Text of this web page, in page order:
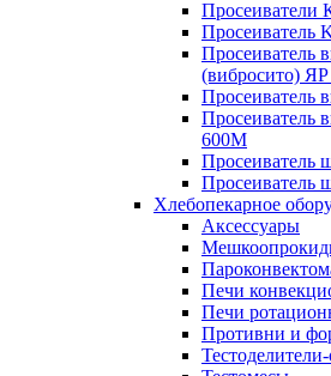
Просеиватели
Просеиватель
Просеиватель
(вибросито) ЯР
Просеиватель
600М
Просеиватель
Просеиватель
Хлебопекарное
Аксессуары
Печи
Печи
Противни и